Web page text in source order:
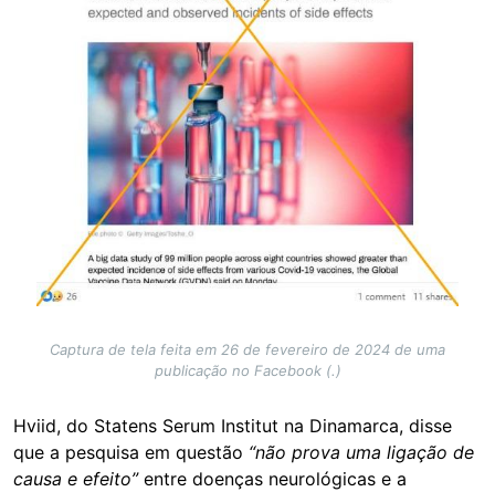
Captura de tela feita em 26 de fevereiro de 2024 de uma
publicação no Facebook (.)
Hviid, do Statens Serum Institut na Dinamarca, disse
que a pesquisa em questão “não prova uma ligação de
causa e efeito”entre doenças neurológicas e a